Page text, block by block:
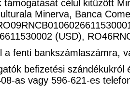
támogatását célul kitűzött
Minerva, Banca
(USD),
a fenti bankszámlaszámra,
befizetési
as vagy 596-621-es